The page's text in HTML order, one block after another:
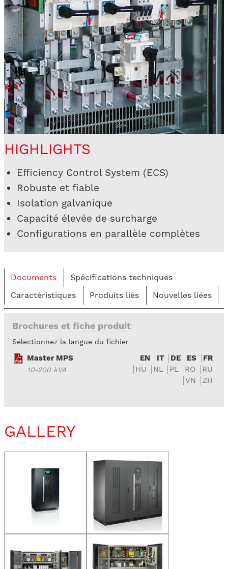
HIGHLIGHTS
Efficiency Control System (ECS)
Robuste et fiable
Isolation galvanique
Capacité élevée de surcharge
Configurations en parallèle complètes
Documents
Spécifications techniques
Caractéristiques
Produits liés Nouvelles liées
Brochures et fiche produit
Sélectionnez la langue du fichier
Master MPS
10-200 kVA
EN IT DE ES
FR
HU
NL PL RO
RU
VN
ZH
GALLERY